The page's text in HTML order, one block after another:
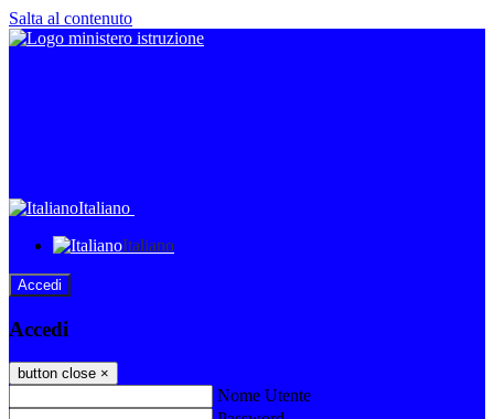
Salta al contenuto
Italiano
Italiano
Accedi
Accedi
button close ×
Nome Utente